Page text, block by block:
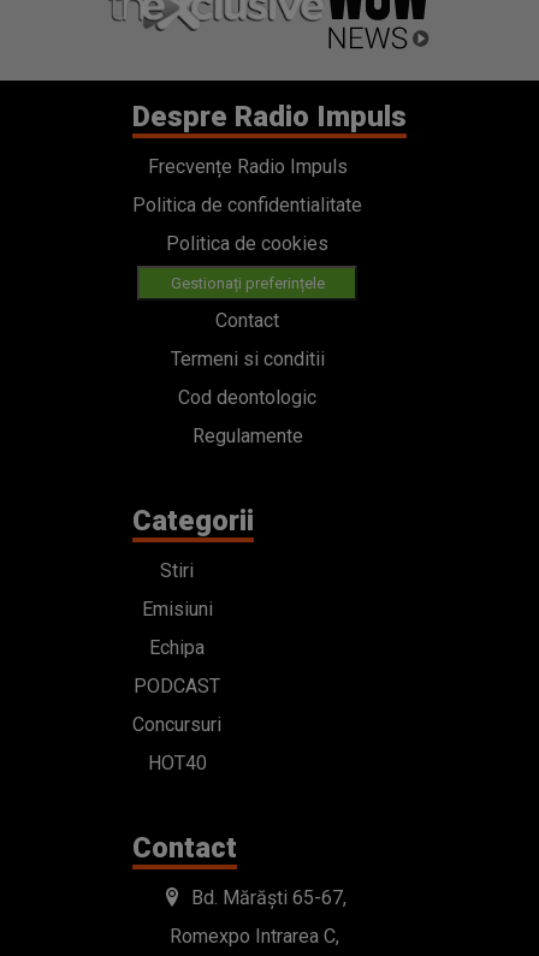
Despre Radio Impuls
Frecvențe Radio Impuls
Politica de confidentialitate
Politica de cookies
Gestionați preferințele
Contact
Termeni si conditii
Cod deontologic
Regulamente
Categorii
Stiri
Emisiuni
Echipa
PODCAST
Concursuri
HOT40
Contact
Bd. Mărăști 65-67,
Romexpo Intrarea C,